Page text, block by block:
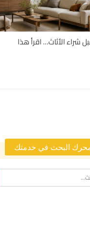
شراء الأثاث… اقرأ هذا
البحث في خدمتك